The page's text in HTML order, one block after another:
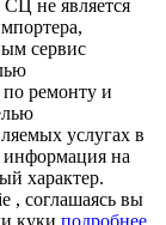
не является
сервис
ремонту и
услугах в
информация на
характер.
, соглашаясь вы
куки подробнее